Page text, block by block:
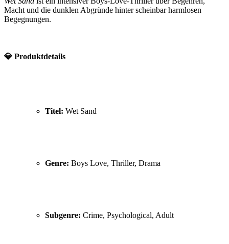
Macht und die dunklen Abgründe hinter scheinbar harmlosen
Begegnungen.
💎 Produktdetails
Titel: Wet Sand
Genre: Boys Love, Thriller, Drama
Subgenre: Crime, Psychological, Adult